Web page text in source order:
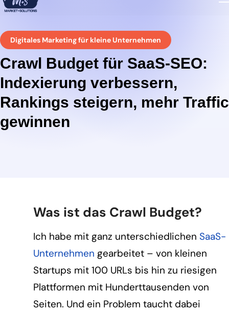
Digitales Marketing für kleine Unternehmen
Crawl Budget für SaaS-SEO:
Indexierung verbessern,
Rankings steigern, mehr Traffic
gewinnen
Was ist das Crawl Budget?
Ich habe mit ganz unterschiedlichen SaaS-
Unternehmen gearbeitet – von kleinen
Startups mit 100 URLs bis hin zu riesigen
Plattformen mit Hunderttausenden von
Seiten. Und ein Problem taucht dabei